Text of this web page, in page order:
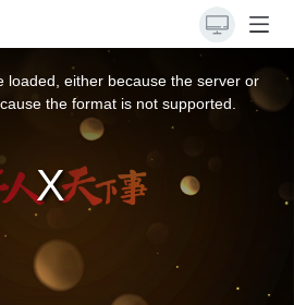
loaded, either because the server or
the format is not supported.